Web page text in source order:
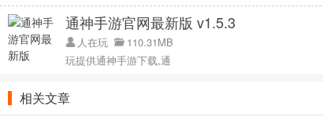
通神手游官网最新版 v1.5.3
人在玩
110.31MB
玩提供通神手游下载,通
相关文章